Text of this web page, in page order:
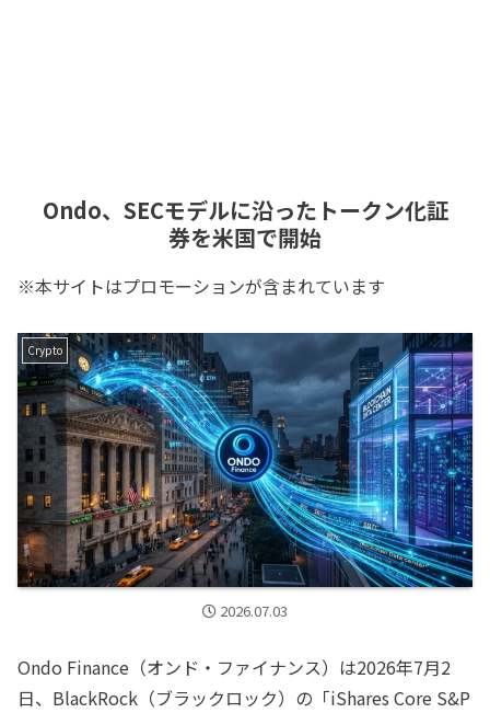
Ondo、SECモデルに沿ったトークン化証
券を米国で開始
※本サイトはプロモーションが含まれています
Crypto
2026.07.03
Ondo Finance（オンド・ファイナンス）は2026年7月2
日、BlackRock（ブラックロック）の「iShares Core S&P